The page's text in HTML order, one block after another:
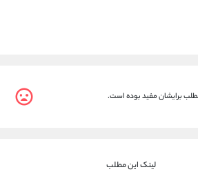
برایشان مفید بوده است.
لینک این مطلب